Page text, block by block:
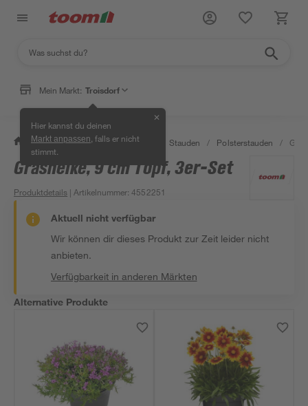
Mein Markt: Troisdorf
Hier kannst du deinen
Markt anpassen , falls er nicht
stimmt.
✕
/ Garten & Freizeit / Pflanzen Stauden / Polsterstauden /
Grasnelke, 9 cm Topf, 3er-Set
Produktdetails | Artikelnummer:4552251
Aktuell nicht verfügbar
Wir können dir dieses Produkt zur Zeit leider nicht
anbieten.
Verfügbarkeit in anderen Märkten
Alternative Produkte